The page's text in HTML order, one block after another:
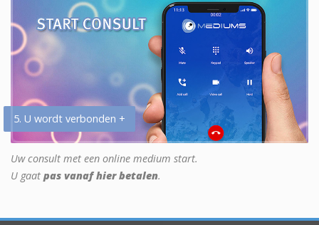
5. U wordt verbonden +
Uw consult met een online medium start.
U gaat pas vanaf hier betalen.